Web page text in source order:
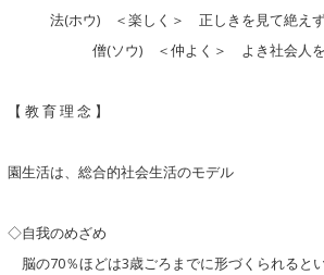
法(ホウ) ＜楽しく＞ 正しきを見て絶えず
僧(ソウ) ＜仲よく＞ よき社会人を
【 教 育 理 念 】
園生活は、総合的社会生活のモデル
◇自我のめざめ
脳の70％ほどは3歳ごろまでに形づくられると